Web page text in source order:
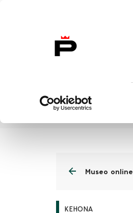
Etusivu
Museo online
KEHONA